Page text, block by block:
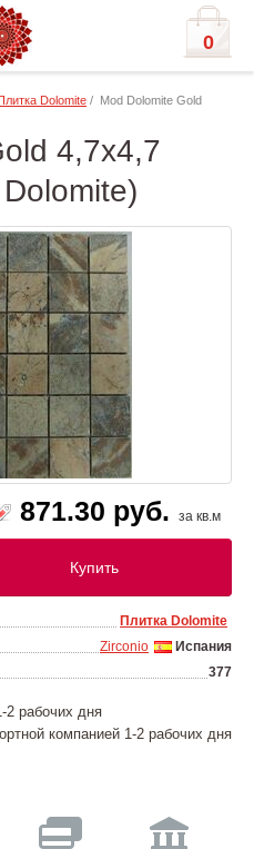
0
Dolomite / Mod Dolomite Gold
4,7x4,7
871.30 руб. за кв.м
Купить
Плитка Dolomite
Испания
Zirconio
377
2 рабочих дня
компанией 1-2 рабочих дня